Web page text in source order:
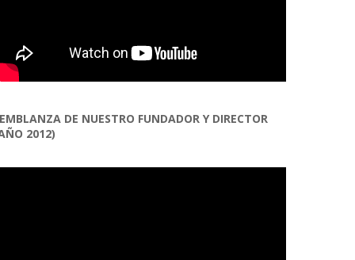
DE NUESTRO FUNDADOR Y DIRECTOR
2012)